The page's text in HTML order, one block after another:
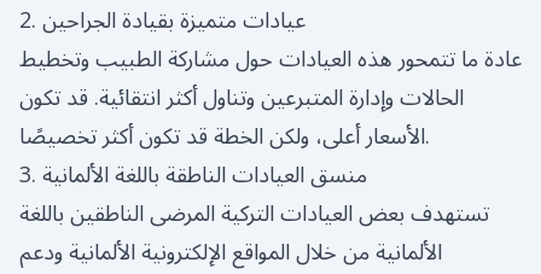
2. عيادات متميزة بقيادة الجراحين
عادة ما تتمحور هذه العيادات حول مشاركة الطبيب وتخطيط
الحالات وإدارة المتبرعين وتناول أكثر انتقائية. قد تكون
الأسعار أعلى، ولكن الخطة قد تكون أكثر تخصيصًا.
3. منسق العيادات الناطقة باللغة الألمانية
تستهدف بعض العيادات التركية المرضى الناطقين باللغة
الألمانية من خلال المواقع الإلكترونية الألمانية ودعم